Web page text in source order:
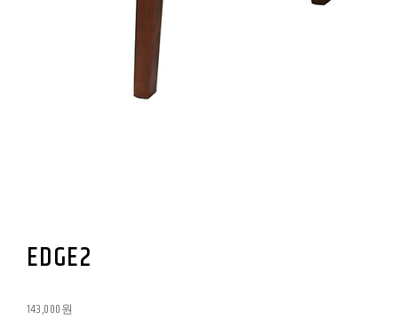
EDGE2
143,000원